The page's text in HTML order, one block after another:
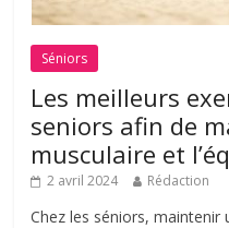
Séniors
Les meilleurs
seniors afin de
musculaire et
2 avril 2024 Rédaction
Chez les séniors,